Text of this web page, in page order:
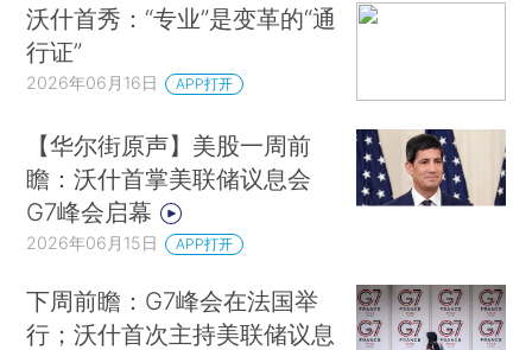
沃什首秀：“专业”是变革的“通
行证”
2026年06月16日 APP打开
【华尔街原声】美股一周前
瞻：沃什首掌美联储议息会
G7峰会启幕
2026年06月15日 APP打开
下周前瞻：G7峰会在法国举
行；沃什首次主持美联储议息